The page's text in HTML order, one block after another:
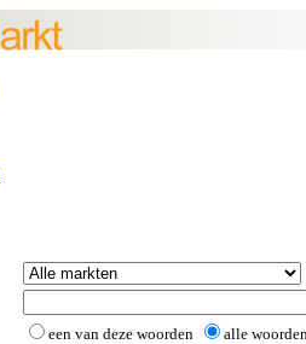
een van deze woorden alle woorden